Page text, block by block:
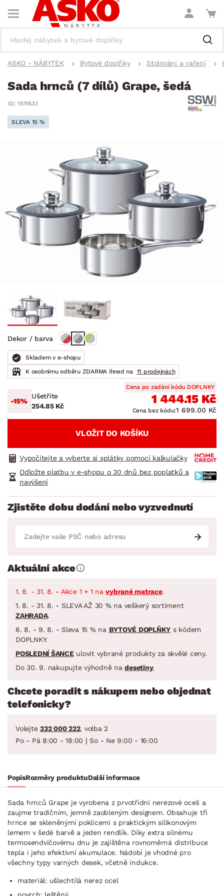
ASKO - NÁBYTEK Bytové doplňky Stolování a vaření
Sada hrnců (7 dílů) Grape, šedá
ID: 151163.1
SLEVA 15 %
Dekor / barva
Skladem v e-shopu
K osobnímu odběru ZDARMA ihned na
11 prodejnách
-15%
Ušetříte
254.85 Kč
Cena po zadání kódu DOPLNKY
1 444.15 Kč
Cena bez kódu:1 699.00 Kč
VLOŽIT DO KOŠÍKU
Vypočítejte a vyberte si splátky pomocí kalkulačky
Odložte platbu v e-shopu o 30 dnů bez poplatků a
navýšení
Zjistěte dobu dodání nebo vyzvednutí
Aktuální akce
1. 8. - 31. 8. - Akce 1 + 1 navybrané matrace.
1. 8. - 31. 8. - SLEVA AŽ 30 % na veškerý sortiment
ZAHRADA.
6. 8. - 9. 8. - Sleva 15 % na BYTOVÉ DOPLŇKY s kódem
DOPLNKY.
POSLEDNÍ ŠANCEulovit vybrané produkty za skvělé ceny.
Do 30. 9. nakupujte výhodně nadesetiny.
Chcete poradit s nákupem nebo objednat
telefonicky?
Volejte 232 000 222, volba 2
Po - Pá 8:00 - 18:00 | So - Ne 9:00 - 16:00
PopisRozměry produktuDalší informace
Sada hrnců Grape je vyrobena z prvotřídní nerezové oceli a
zaujme tradičním, jemně zaobleným designem. Obsahuje tři
hrnce se skleněnými poklicemi s praktickým silikonovým
lemem v šedé barvě a jeden rendlík. Díky extra silnému
termosendvičovému dnu je zajištěna rovnoměrná distribuce
tepla i jeho efektivní akumulace. Nádobí je vhodné pro
všechny typy varných desek, včetně indukce.
materiál: ušlechtilá nerez ocel
povrch: leštěný